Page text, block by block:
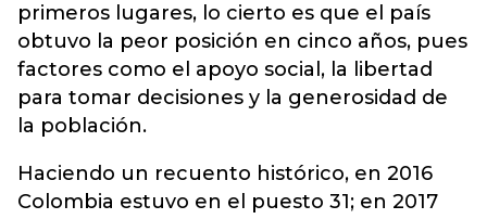
primeros lugares, lo cierto es que el país
obtuvo la peor posición en cinco años, pues
factores como el apoyo social, la libertad
para tomar decisiones y la generosidad de
la población.
Haciendo un recuento histórico, en 2016
Colombia estuvo en el puesto 31; en 2017